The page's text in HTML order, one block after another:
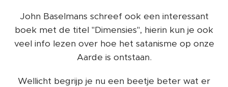
John Baselmans schreef ook een interessant
boek met de titel "Dimensies", hierin kun je ook
veel info lezen over hoe het satanisme op onze
Aarde is ontstaan.
Wellicht begrijp je nu een beetje beter wat er